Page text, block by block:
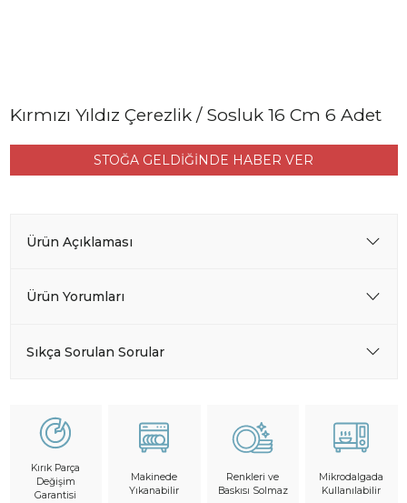
Kırmızı Yıldız Çerezlik / Sosluk 16 Cm 6 Adet
STOĞA GELDİĞİNDE HABER VER
Ürün Açıklaması
Ürün Yorumları
Sıkça Sorulan Sorular
Kırık Parça
Değişim
Garantisi
Makinede
Yıkanabilir
Renkleri ve
Baskısı Solmaz
Mikrodalgada
Kullanılabilir